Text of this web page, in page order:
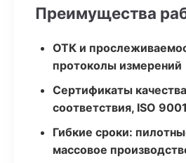
Преимущества
ОТК и
протоколы измерений
Сертификаты
соответствия, ISO 9001
Гибкие сроки:
массовое